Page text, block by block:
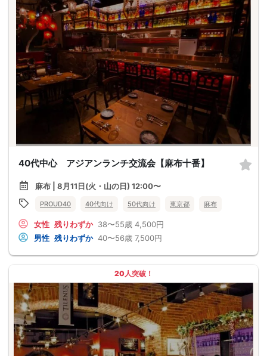
40代中心 アジアンランチ交流会【麻布十番】
麻布 | 8月11日(火・山の日) 12:00〜
PROUD40 40代向け 50代向け 東京都 麻布
女性 残りわずか 38〜55歳 4,500円
男性 残りわずか 40〜56歳 7,500円
20人突破！